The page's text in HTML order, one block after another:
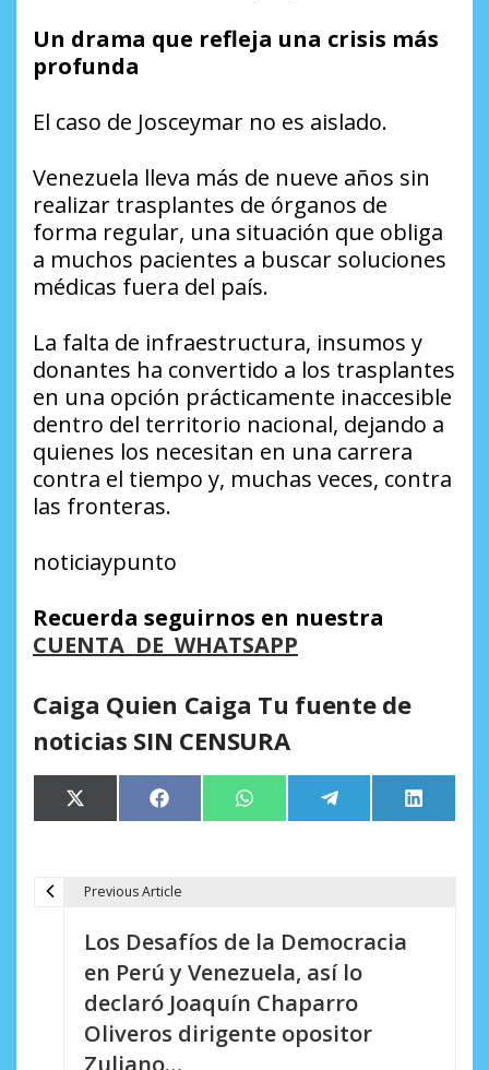
Un drama que refleja una crisis más
profunda
El caso de Josceymar no es aislado.
Venezuela lleva más de nueve años sin
realizar trasplantes de órganos de
forma regular, una situación que obliga
a muchos pacientes a buscar soluciones
médicas fuera del país.
La falta de infraestructura, insumos y
donantes ha convertido a los trasplantes
en una opción prácticamente inaccesible
dentro del territorio nacional, dejando a
quienes los necesitan en una carrera
contra el tiempo y, muchas veces, contra
las fronteras.
noticiaypunto
Recuerda seguirnos en nuestra
CUENTA DE WHATSAPP
Caiga Quien Caiga Tu fuente de
noticias SIN CENSURA
Compartir
en
X
(Twitter)
Compartir
en
Facebook Compartir
en
WhatsApp Compartir
en
Telegram
en
LinkedIn
Previous Article
Los Desafíos de la Democracia
en Perú y Venezuela, así lo
declaró Joaquín Chaparro
Oliveros dirigente opositor
Zuliano…